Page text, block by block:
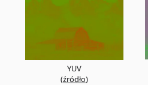
YUV
(źródło)